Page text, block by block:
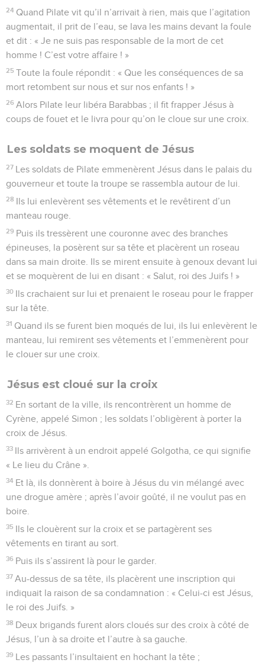
24 Quand Pilate vit qu’il n’arrivait à rien, mais que l’agitation
augmentait, il prit de l’eau, se lava les mains devant la foule
et dit : « Je ne suis pas responsable de la mort de cet
homme ! C’est votre affaire ! »
25 Toute la foule répondit : « Que les conséquences de sa
mort retombent sur nous et sur nos enfants ! »
26 Alors Pilate leur libéra Barabbas ; il fit frapper Jésus à
coups de fouet et le livra pour qu’on le cloue sur une croix.
Les soldats se moquent de Jésus
27 Les soldats de Pilate emmenèrent Jésus dans le palais du
gouverneur et toute la troupe se rassembla autour de lui.
28 Ils lui enlevèrent ses vêtements et le revêtirent d’un
manteau rouge.
29 Puis ils tressèrent une couronne avec des branches
épineuses, la posèrent sur sa tête et placèrent un roseau
dans sa main droite. Ils se mirent ensuite à genoux devant lui
et se moquèrent de lui en disant : « Salut, roi des Juifs ! »
30 Ils crachaient sur lui et prenaient le roseau pour le frapper
sur la tête.
31 Quand ils se furent bien moqués de lui, ils lui enlevèrent le
manteau, lui remirent ses vêtements et l’emmenèrent pour
le clouer sur une croix.
Jésus est cloué sur la croix
32 En sortant de la ville, ils rencontrèrent un homme de
Cyrène, appelé Simon ; les soldats l’obligèrent à porter la
croix de Jésus.
33 Ils arrivèrent à un endroit appelé Golgotha, ce qui signifie
« Le lieu du Crâne ».
34 Et là, ils donnèrent à boire à Jésus du vin mélangé avec
une drogue amère ; après l’avoir goûté, il ne voulut pas en
boire.
35 Ils le clouèrent sur la croix et se partagèrent ses
vêtements en tirant au sort.
36 Puis ils s’assirent là pour le garder.
37 Au-dessus de sa tête, ils placèrent une inscription qui
indiquait la raison de sa condamnation : « Celui-ci est Jésus,
le roi des Juifs. »
38 Deux brigands furent alors cloués sur des croix à côté de
Jésus, l’un à sa droite et l’autre à sa gauche.
39 Les passants l’insultaient en hochant la tête ;